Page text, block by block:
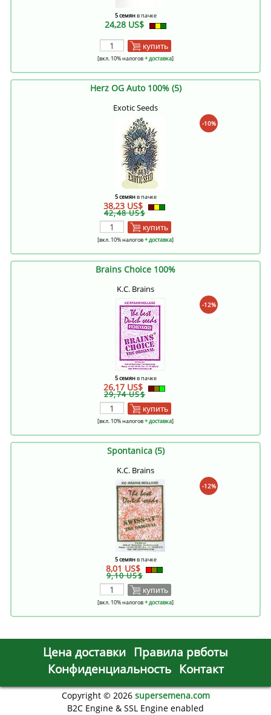
5 семянв пачке
24,28 US$
купить
[вкл. 10% налогов+ доставка]
Herz OG Auto 100% (5)
Exotic Seeds
-10%
5 семянв пачке
38,23 US$
42,48 US$
купить
[вкл. 10% налогов+ доставка]
Brains Choice 100%
K.C. Brains
-12%
5 семянв пачке
26,17 US$
29,74 US$
купить
[вкл. 10% налогов+ доставка]
Spontanica (5)
K.C. Brains
-12%
5 семянв пачке
8,01 US$
9,10 US$
купить
[вкл. 10% налогов+ доставка]
Цена доставки Правила рвботы
Конфиденциальность Контакт
Copyright © 2026 supersemena.com
B2C Engine & SSL Engine enabled